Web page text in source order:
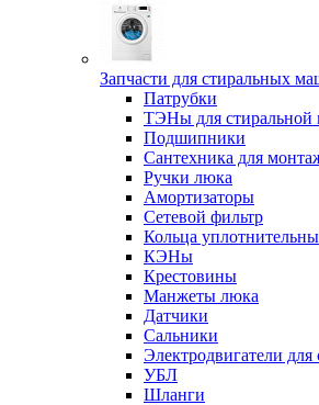
Запчасти для стиральных
Патрубки
ТЭНы для
Подшипники
Сантехника для
Ручки люка
Амортизаторы
Сетевой фильтр
Кольца
КЭНы
Крестовины
Манжеты люка
Датчики
Сальники
Электродвигатели
УБЛ
Шланги